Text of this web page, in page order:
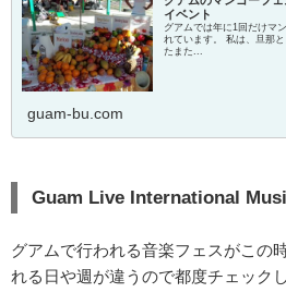
イベント
グアムでは年に1回だけマ
れています。 私は、旦那
たまた...
guam-bu.com
Guam Live International
グアムで行われる音楽フェスがこの
れる日や週が違うので都度チェック